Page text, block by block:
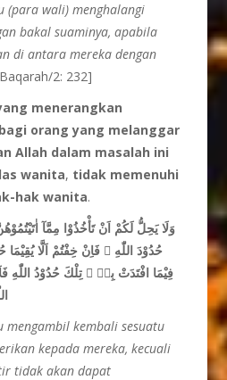
(para wali) menghalangi
bakal suaminya, apabila
di antara mereka dengan
2: 232]
menerangkan
orang yang melanggar
Allah dalam masalah ini
wanita, tidak memenuhi
hak wanita.
وَلَا يَحِلُّ لَكُمْ اَنْ تَأْخُذُوْا مِمَّآ اٰتَيْتُمُوْهُنَّ
حُدُوْدَ اللّٰهِ ۗ فَاِنْ خِفْتُمْ اَلَّا يُقِيْمَا
فِيْمَا افْتَدَتْ بِهٖ ۗ تِلْكَ حُدُوْدُ اللّٰهِ
kembali sesuatu
kepada mereka, kecuali
tidak akan dapat